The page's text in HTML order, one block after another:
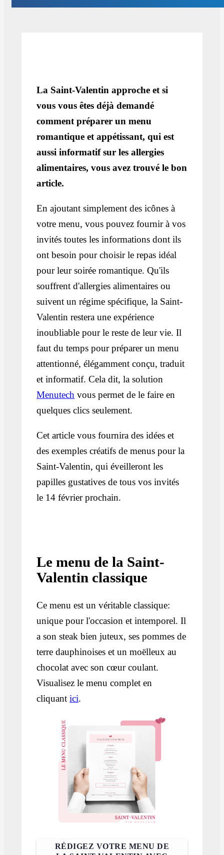
La Saint-Valentin approche et si
vous vous êtes déjà demandé
comment préparer un menu
romantique et appétissant, qui est
aussi informatif sur les allergies
alimentaires, vous avez trouvé le bon
article.
En ajoutant simplement des icônes à
votre menu, vous pouvez fournir à vos
invités toutes les informations dont ils
ont besoin pour choisir le repas idéal
pour leur soirée romantique. Qu'ils
souffrent d'allergies alimentaires ou
suivent un régime spécifique, la Saint-
Valentin restera une expérience
inoubliable pour le reste de leur vie. Il
faut du temps pour préparer un menu
attentionné, élégamment conçu, traduit
et informatif. Cela dit, la solution
Menutech vous permet de le faire en
quelques clics seulement.
Cet article vous fournira des idées et
des exemples créatifs de menus pour la
Saint-Valentin, qui éveilleront les
papilles gustatives de tous vos invités
le 14 février prochain.
Le menu de la Saint-
Valentin classique
Ce menu est un véritable classique:
unique pour l'occasion et intemporel. Il
a son steak bien juteux, ses pommes de
terre dauphinoises et un moëlleux au
chocolat avec son cœur coulant.
Visualisez le menu complet en
cliquantici.
RÉDIGEZ VOTRE MENU DE